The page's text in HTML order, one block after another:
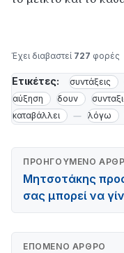
Έχει διαβαστεί 727 φορές
Ετικέτες: συντάξεις
αύξηση
δουν
καταβάλλει
λόγω
ΠΡΟΗΓΟΎΜΕΝΟ
Μητσοτάκης
σας μπορεί να
ΕΠΌΜΕΝΟ ΆΡΘΡΟ